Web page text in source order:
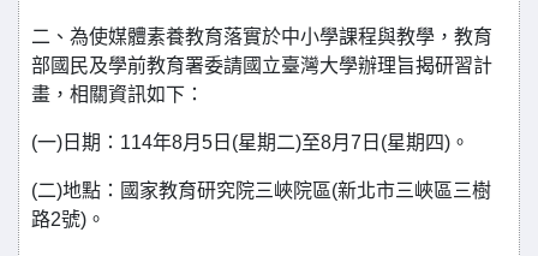
二、為使媒體素養教育落實於中小學課程與教學，教育
部國民及學前教育署委請國立臺灣大學辦理旨揭研習計
畫，相關資訊如下：
(一)日期：114年8月5日(星期二)至8月7日(星期四)。
(二)地點：國家教育研究院三峽院區(新北市三峽區三樹
路2號)。